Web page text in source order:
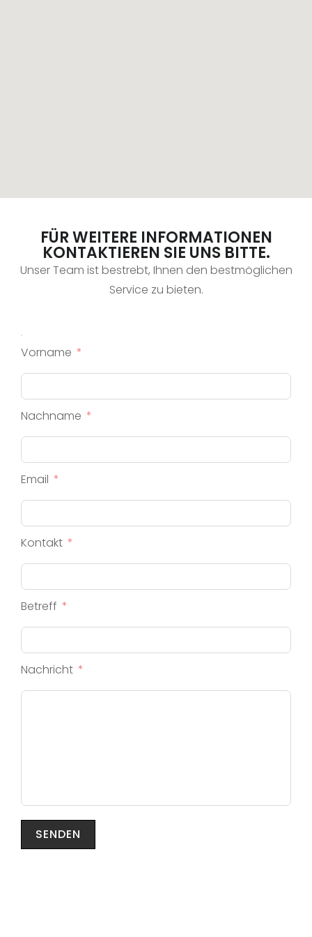
FÜR WEITERE INFORMATIONEN
KONTAKTIEREN SIE UNS BITTE.
Unser Team ist bestrebt, Ihnen den bestmöglichen
Service zu bieten.
Vorname
Nachname
Email
Kontakt
Betreff
Nachricht
SENDEN